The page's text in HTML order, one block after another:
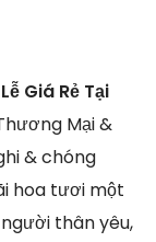
Giá Rẻ Tại
Mại &
& chóng
hoa tươi một
thân yêu,